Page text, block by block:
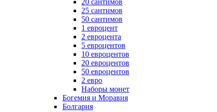
20 сантимов
25 сантимов
50 сантимов
1 евроцент
2 евроцента
5 евроцентов
10 евроцентов
20 евроцентов
50 евроцентов
2 евро
Наборы монет
Богемия и Моравия
Болгария